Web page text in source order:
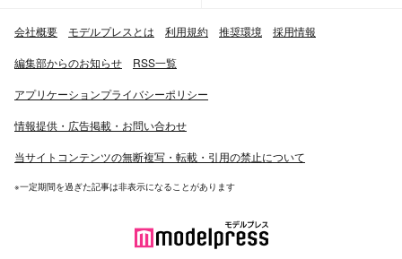
会社概要 モデルプレスとは 利用規約 推奨環境 採用情報
編集部からのお知らせ RSS一覧
アプリケーションプライバシーポリシー
情報提供・広告掲載・お問い合わせ
当サイトコンテンツの無断複写・転載・引用の禁止について
※一定期間を過ぎた記事は非表示になることがあります